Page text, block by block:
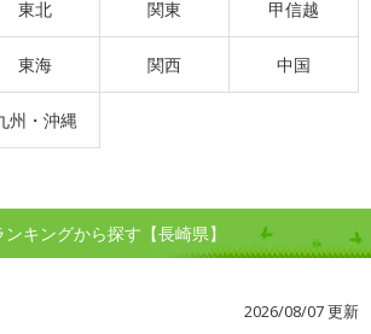
東北 関東 甲信越
東海 関西 中国
州・沖縄
キングから探す【長崎県】
2026/08/07 更新